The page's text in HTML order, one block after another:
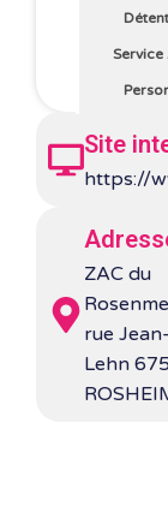
Service
Site
https://
ZAC du
rue
Lehn